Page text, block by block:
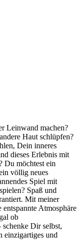
Leinwand machen?
Haut schlüpfen?
Dein inneres
dieses Erlebnis mit
Du möchtest ein
völlig neues
Spiel mit
Spaß und
Mit meiner
Atmosphäre
ob
Dir selbst,
einzigartiges und